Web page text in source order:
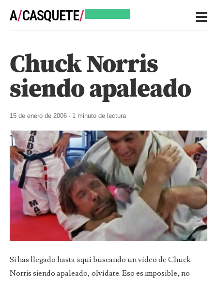
A/CASQUETE/HEALTH
NOTES
Chuck Norris
siendo apaleado
15 de enero de 2006 - 1 minuto de lectura
Si has llegado hasta aquí buscando un vídeo de Chuck
Norris siendo apaleado, olvídate. Eso es imposible, no